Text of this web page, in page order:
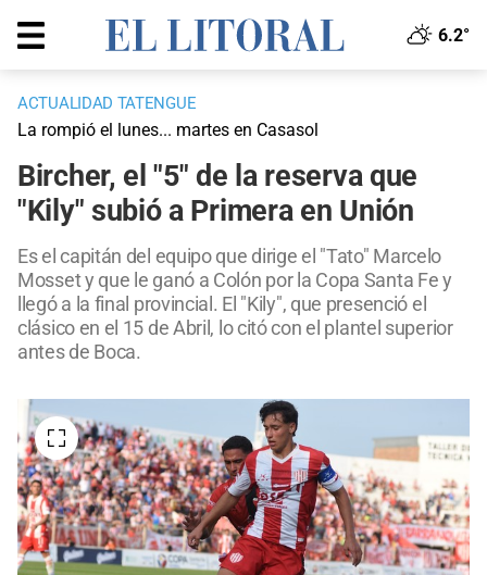
6.2°
ACTUALIDAD TATENGUE
La rompió el lunes... martes en Casasol
Bircher, el "5" de la reserva que
"Kily" subió a Primera en Unión
Es el capitán del equipo que dirige el "Tato" Marcelo
Mosset y que le ganó a Colón por la Copa Santa Fe y
llegó a la final provincial. El "Kily", que presenció el
clásico en el 15 de Abril, lo citó con el plantel superior
antes de Boca.